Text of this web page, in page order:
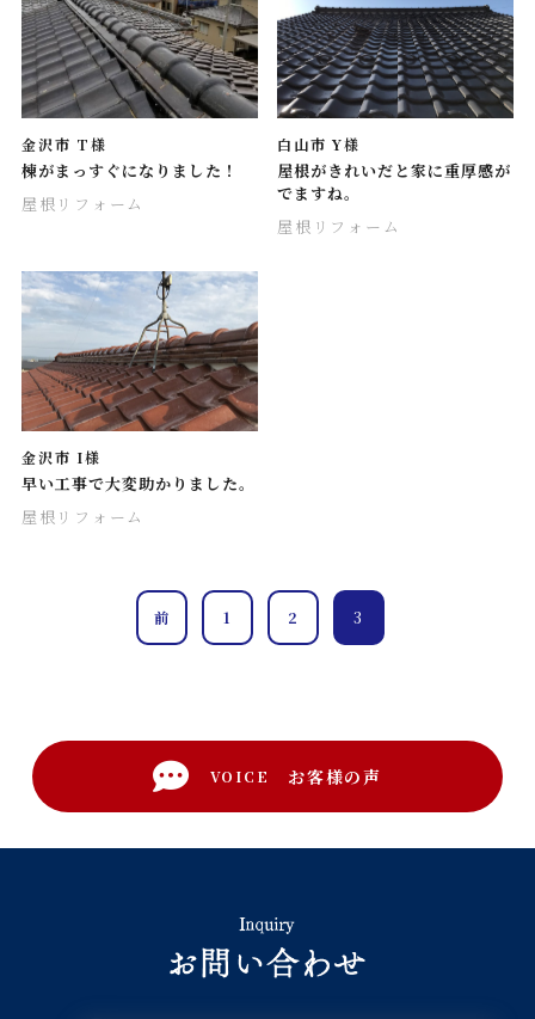
金沢市 T様
棟がまっすぐになりました！
屋根リフォーム
白山市 Y様
屋根がきれいだと家に重厚感が
でますね。
屋根リフォーム
金沢市 I様
早い工事で大変助かりました。
屋根リフォーム
前 1 2 3
VOICE お客様の声